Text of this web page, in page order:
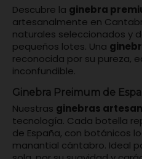
Descubre la ginebra
artesanalmente en
naturales seleccionados y
pequeños lotes. Una
reconocida por su pureza,
inconfundible.
Ginebra Preimum de
Nuestras ginebras
tecnología. Cada botella
de España, con botánicos
manantial cántabro. Ideal